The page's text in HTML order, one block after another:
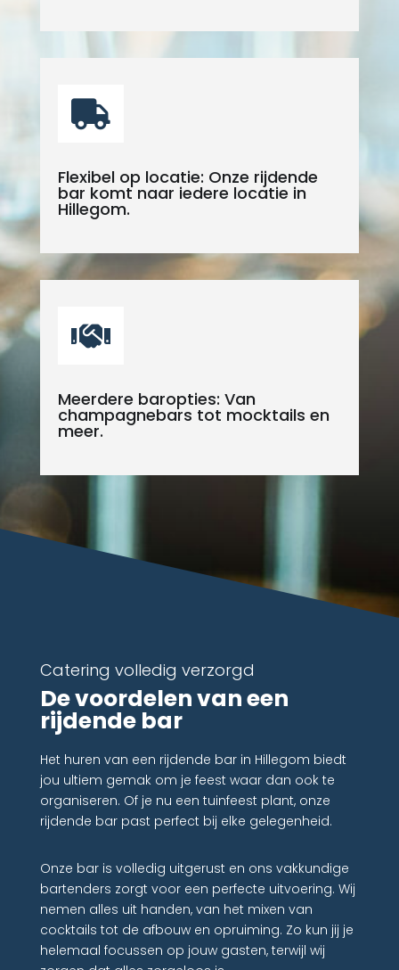

Flexibel op locatie: Onze rijdende
bar komt naar iedere locatie in
Hillegom.

Meerdere baropties: Van
champagnebars tot mocktails en
meer.
Catering volledig verzorgd
De voordelen van een
rijdende bar
Het huren van een rijdende bar in Hillegom biedt
jou ultiem gemak om je feest waar dan ook te
organiseren. Of je nu een tuinfeest plant, onze
rijdende bar past perfect bij elke gelegenheid.
Onze bar is volledig uitgerust en ons vakkundige
bartenders zorgt voor een perfecte uitvoering. Wij
nemen alles uit handen, van het mixen van
cocktails tot de afbouw en opruiming. Zo kun jij je
helemaal focussen op jouw gasten, terwijl wij